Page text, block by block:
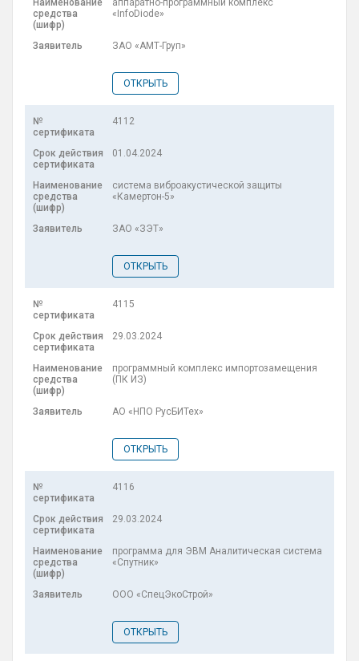
«InfoDiode»
ЗАО «АМТ-Груп»
ОТКРЫТЬ
4112
01.04.2024
система виброакустической защиты
«Камертон-5»
ЗАО «ЗЭТ»
ОТКРЫТЬ
4115
29.03.2024
программный комплекс импортозамещения
(ПК ИЗ)
АО «НПО РусБИТех»
ОТКРЫТЬ
4116
29.03.2024
программа для ЭВМ Аналитическая система
«Спутник»
ООО «СпецЭкоСтрой»
ОТКРЫТЬ